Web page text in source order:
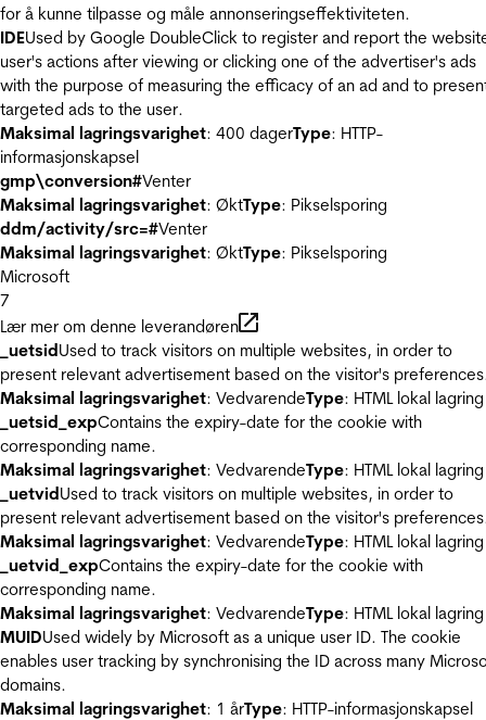
for å kunne tilpasse og måle annonseringseffektiviteten.
IDEUsed by Google DoubleClick to register and report the
user's actions after viewing or clicking one of the advertiser's ads
with the purpose of measuring the efficacy of an ad and to
targeted ads to the user.
Maksimal lagringsvarighet: 400 dagerType: HTTP-
informasjonskapsel
gmp\conversion#Venter
Maksimal lagringsvarighet: ØktType: Pikselsporing
ddm/activity/src=#Venter
Maksimal lagringsvarighet: ØktType: Pikselsporing
Microsoft
7
Lær mer om denne leverandøren
_uetsidUsed to track visitors on multiple websites, in order to
present relevant advertisement based on the visitor's
Maksimal lagringsvarighet: VedvarendeType: HTML lokal lagring
_uetsid_expContains the expiry-date for the cookie with
corresponding name.
Maksimal lagringsvarighet: VedvarendeType: HTML lokal lagring
_uetvidUsed to track visitors on multiple websites, in order to
present relevant advertisement based on the visitor's
Maksimal lagringsvarighet: VedvarendeType: HTML lokal lagring
_uetvid_expContains the expiry-date for the cookie with
corresponding name.
Maksimal lagringsvarighet: VedvarendeType: HTML lokal lagring
MUIDUsed widely by Microsoft as a unique user ID. The cookie
enables user tracking by synchronising the ID across many
domains.
Maksimal lagringsvarighet: 1 årType: HTTP-informasjonskapsel